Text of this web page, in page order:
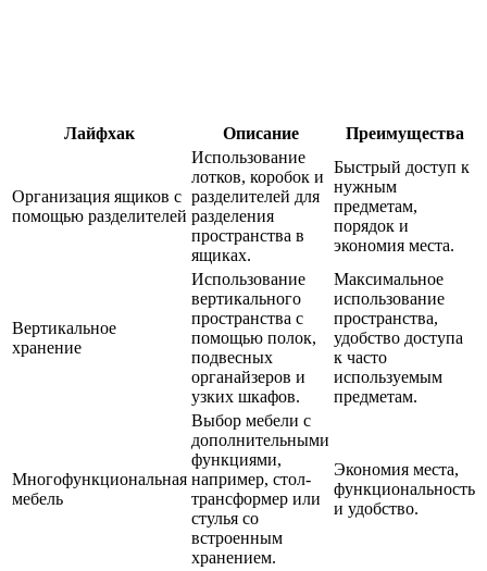
Лайфхак Описание Преимущества
Организация ящиков с
помощью разделителей
Использование
лотков, коробок и
разделителей для
разделения
пространства в
ящиках.
Быстрый доступ к
нужным
предметам,
порядок и
экономия места.
Вертикальное
хранение
Использование
вертикального
пространства с
помощью полок,
подвесных
органайзеров и
узких шкафов.
Максимальное
использование
пространства,
удобство доступа
к часто
используемым
предметам.
Многофункциональная
мебель
Выбор мебели с
дополнительными
функциями,
например, стол-
трансформер или
стулья со
встроенным
хранением.
Экономия места,
функциональность
и удобство.